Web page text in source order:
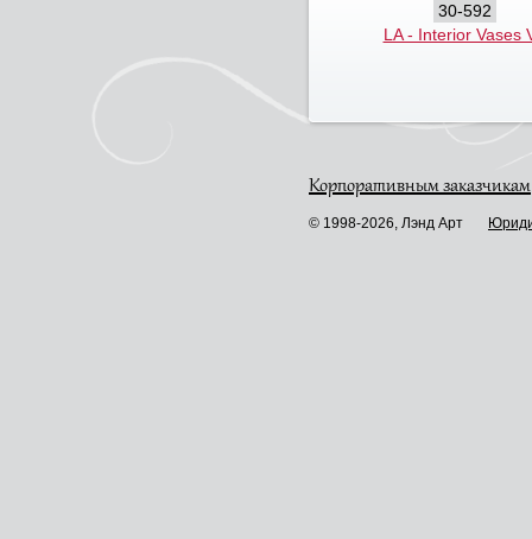
30-592
LA - Interior Vases
Корпоративным заказчикам
© 1998-2026, Лэнд Арт